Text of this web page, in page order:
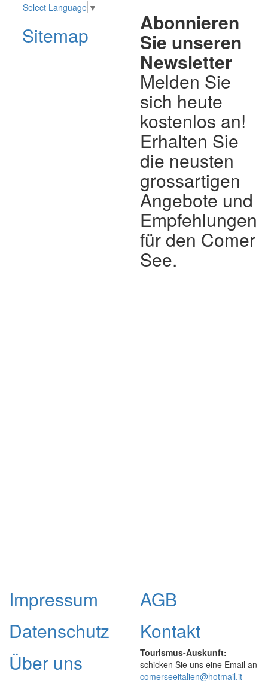
Select Language ▼
Sitemap
Abonnieren
Sie unseren
Newsletter
Melden Sie
sich heute
kostenlos an!
Erhalten Sie
die neusten
grossartigen
Angebote und
Empfehlungen
für den Comer
See.
Impressum
Datenschutz
Über uns
AGB
Kontakt
Tourismus-Auskunft:
schicken Sie uns eine Email an
comerseeitalien@hotmail.it